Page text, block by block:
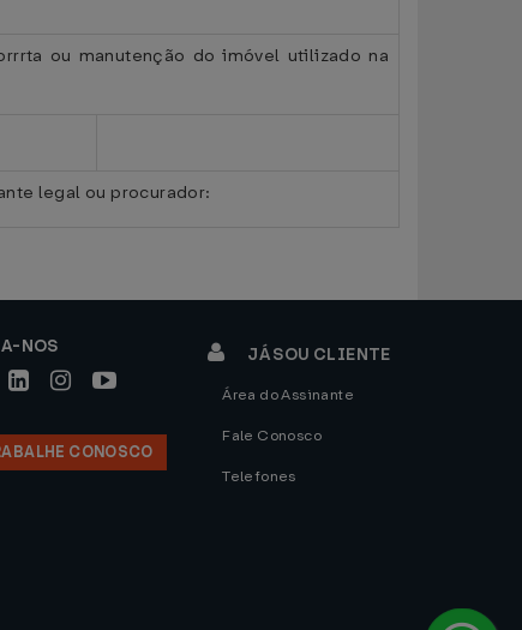
ou manutenção do imóvel utilizado na
legal ou procurador:
NOS
CONOSCO
JÁ SOU CLIENTE
Área do Assinante
Fale Conosco
Telefones